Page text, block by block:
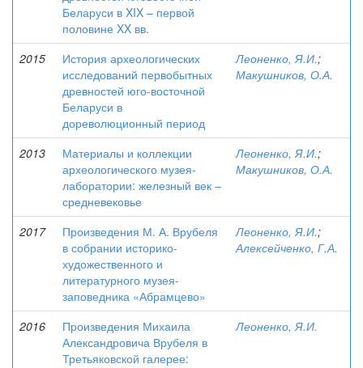
Беларуси в XIX – первой
половине XX вв.
2015
История археологических
исследований первобытных
древностей юго-восточной
Беларуси в
дореволюционный период
Леоненко, Я.И.;
Макушников, О.А.
2013
Материалы и коллекции
археологического музея-
лаборатории: железный век –
средневековье
Леоненко, Я.И.;
Макушников, О.А.
2017
Произведения М. А. Врубеля
в собрании историко-
художественного и
литературного музея-
заповедника «Абрамцево»
Леоненко, Я.И.;
Алексейченко, Г.А.
2016
Произведения Михаила
Александровича Врубеля в
Третьяковской галерее:
Леоненко, Я.И.